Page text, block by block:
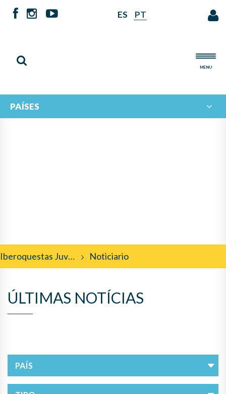
ES PT
MENU
PAÍSES
Iberoquestas Juveniles Noticiario
ÚLTIMAS NOTÍCIAS